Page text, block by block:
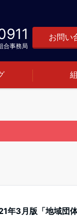
合事務局
お問い
年3月版「地域団